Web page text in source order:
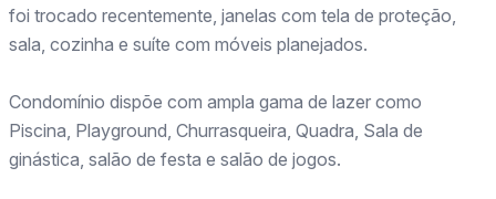
foi trocado recentemente, janelas com tela de proteção,
sala, cozinha e suíte com móveis planejados.
Condomínio dispõe com ampla gama de lazer como
Piscina, Playground, Churrasqueira, Quadra, Sala de
ginástica, salão de festa e salão de jogos.